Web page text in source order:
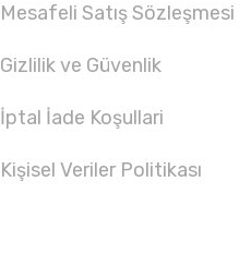
Mesafeli Satış Sözleşmesi
Gizlilik ve Güvenlik
İptal İade Koşullari
Kişisel Veriler Politikası